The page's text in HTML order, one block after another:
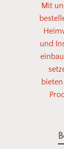
vom
geeignete
Mit
und